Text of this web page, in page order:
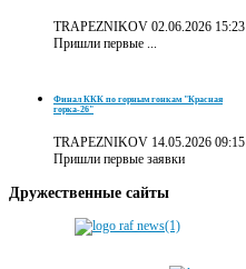
TRAPEZNIKOV 02.06.2026 15:23
Пришли первые ...
Финал ККК по горным гонкам "Красная
горка-26"
TRAPEZNIKOV 14.05.2026 09:15
Пришли первые заявки
Дружественные сайты